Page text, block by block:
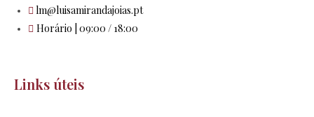
lm@luisamirandajoias.pt
Horário | 09:00 / 18:00
Links úteis